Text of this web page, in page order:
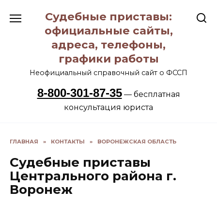
содержанию
Судебные приставы:
официальные сайты,
адреса, телефоны,
графики работы
Неофициальный справочный сайт о ФССП
8-800-301-87-35— бесплатная
консультация юриста
ГЛАВНАЯ » КОНТАКТЫ » ВОРОНЕЖСКАЯ ОБЛАСТЬ
Судебные приставы
Центрального района г.
Воронеж